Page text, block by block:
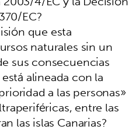
EC?
que esta
naturales sin un
sus consecuencias
alineada con la
a las personas»
entre las
las islas Canarias?